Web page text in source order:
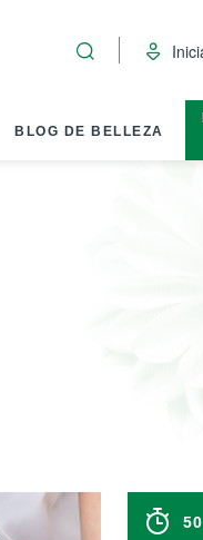
BLOG DE BELLEZA